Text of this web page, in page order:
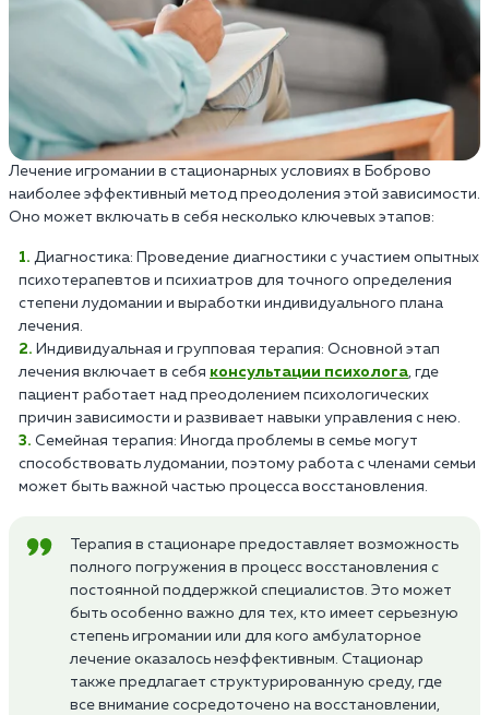
Лечение игромании в стационарных условиях в Боброво
наиболее эффективный метод преодоления этой зависимости.
Оно может включать в себя несколько ключевых этапов:
Диагностика: Проведение диагностики с участием опытных
психотерапевтов и психиатров для точного определения
степени лудомании и выработки индивидуального плана
лечения.
Индивидуальная и групповая терапия: Основной этап
лечения включает в себя консультации психолога, где
пациент работает над преодолением психологических
причин зависимости и развивает навыки управления с нею.
Семейная терапия: Иногда проблемы в семье могут
способствовать лудомании, поэтому работа с членами семьи
может быть важной частью процесса восстановления.
Терапия в стационаре предоставляет возможность
полного погружения в процесс восстановления с
постоянной поддержкой специалистов. Это может
быть особенно важно для тех, кто имеет серьезную
степень игромании или для кого амбулаторное
лечение оказалось неэффективным. Стационар
также предлагает структурированную среду, где
все внимание сосредоточено на восстановлении,